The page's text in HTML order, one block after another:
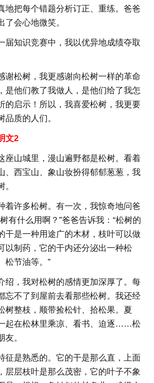
地把每个错题分析订正、重练。爸爸
了会心地微笑。
届知识竞赛中，我以优异地成绩夺取
谢松树，我更感谢向松树一样的革命
是他们教了我做人，是他们给了我怎
的启示！所以，我喜爱松树，我更要
品质的人们。
文2
座山城里，漫山遍野都是松树。看着
、西宝山、象山妆扮得郁郁葱葱，我
着许多松树。有一次，我惊奇地问爸
有什么用啊？”爸爸告诉我：“松树的
干是一种用途广的木材，枝叶可以做
以制药，它的干内还分泌出一种松
松节油等。”
绍，我对松树的感情更加深厚了。每
忘不了到屋前去看那些松树。我还经
树整枝，顺带捡松针、拾松果。夏
起在松林里乘凉、看书、迫逐……松
友。
征是熟悉的。它的干是那么直，上面
层层枝叶是那么茂密，它的叶子不象